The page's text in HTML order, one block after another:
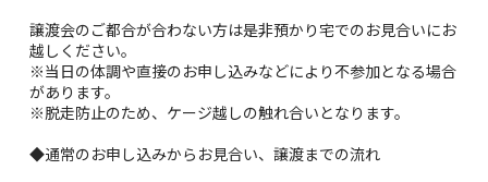
譲渡会のご都合が合わない方は是非預かり宅でのお見合いにお
越しください。
※当日の体調や直接のお申し込みなどにより不参加となる場合
があります。
※脱走防止のため、ケージ越しの触れ合いとなります。
◆通常のお申し込みからお見合い、譲渡までの流れ